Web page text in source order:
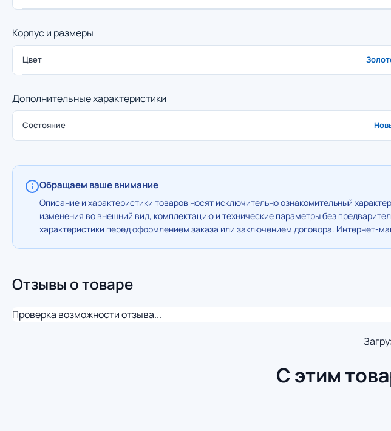
Корпус и размеры
Цвет
Дополнительные характеристики
Состояние
Обращаем ваше внимание
Описание и характеристики товаров носят исключительно ознакомительный
изменения во внешний вид, комплектацию и технические параметры без
характеристики перед оформлением заказа или заключением договора. Интернет-
Отзывы о товаре
Проверка возможности отзыва...
С этим